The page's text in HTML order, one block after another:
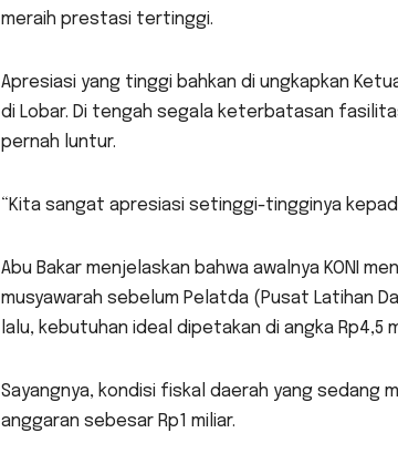
meraih prestasi tertinggi.
Apresiasi yang tinggi bahkan di ungkapkan
di Lobar. Di tengah segala keterbatasan
pernah luntur.
“Kita sangat apresiasi setinggi-tingginya
Abu Bakar menjelaskan bahwa awalnya KONI
musyawarah sebelum Pelatda (Pusat Latihan
lalu, kebutuhan ideal dipetakan di angka Rp4,5
Sayangnya, kondisi fiskal daerah yang sedang
anggaran sebesar Rp1 miliar.